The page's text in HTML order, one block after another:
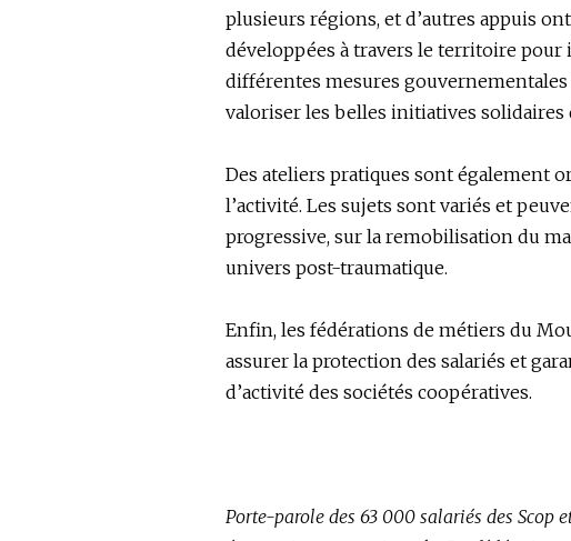
plusieurs régions, et d’autres appuis
développées à travers le territoire
différentes mesures
valoriser les belles initiatives solidaires
Des ateliers pratiques sont également
l’activité. Les sujets sont variés et
progressive, sur la remobilisation du
univers post-traumatique.
Enfin, les fédérations de métiers du
assurer la protection des salariés et
d’activité des sociétés coopératives.
Porte-parole des 63 000 salariés des Scop